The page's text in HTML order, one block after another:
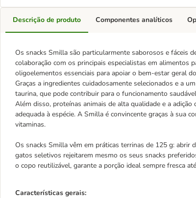
Descrição de produto
Os snacks Smilla são particularmente saborosos e fáceis
colaboração com os principais especialistas em alimentos
oligoelementos essenciais para apoiar o bem-estar geral
Graças a ingredientes cuidadosamente selecionados e a
taurina, que pode contribuir para o funcionamento
Além disso, proteínas animais de alta qualidade e a
adequada à espécie. A Smilla é convincente graças à sua
vitaminas.
Os snacks Smilla vêm em práticas terrinas de 125 g: abrir
gatos seletivos rejeitarem mesmo os seus snacks
o copo reutilizável, garante a porção ideal sempre fresca
Características gerais:
Componentes analíticos